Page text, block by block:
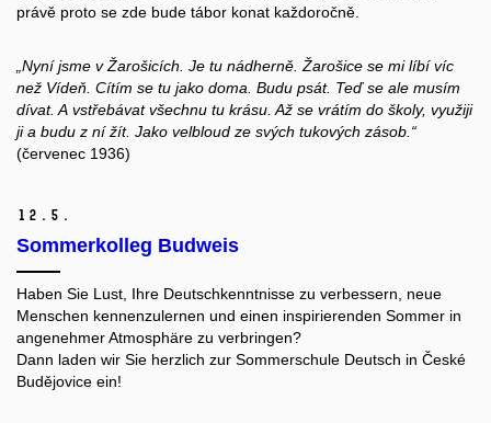
právě proto se zde bude tábor konat každoročně.
„Nyní jsme v Žarošicích. Je tu nádherně. Žarošice se mi líbí víc
než Vídeň. Cítím se tu jako doma. Budu psát. Teď se ale musím
dívat. A vstřebávat všechnu tu krásu. Až se vrátím do školy, využiji
ji a budu z ní žít. Jako velbloud ze svých tukových zásob.“
(červenec 1936)
12. 5.
Sommerkolleg Budweis
Haben Sie Lust, Ihre Deutschkenntnisse zu verbessern, neue
Menschen kennenzulernen und einen inspirierenden Sommer in
angenehmer Atmosphäre zu verbringen?
Dann laden wir Sie herzlich zur Sommerschule Deutsch in České
Budějovice ein!